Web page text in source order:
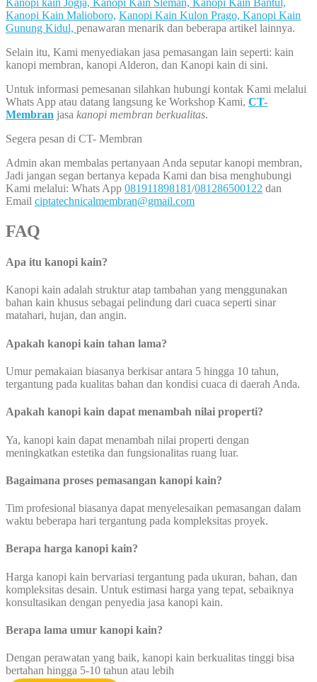
Kanopi kain Jogja, Kanopi Kain Sleman, Kanopi Kain Bantul,
Kanopi Kain Malioboro, Kanopi Kain Kulon Prago, Kanopi Kain
Gunung Kidul, penawaran menarik dan beberapa artikel lainnya.
Selain itu, Kami menyediakan jasa pemasangan lain seperti: kain
kanopi membran, kanopi Alderon, dan Kanopi kain di sini.
Untuk informasi pemesanan silahkan hubungi kontak Kami melalui
Whats App atau datang langsung ke Workshop Kami, CT-
Membran jasa kanopi membran berkualitas.
Segera pesan di CT- Membran
Admin akan membalas pertanyaan Anda seputar kanopi membran,
Jadi jangan segan bertanya kepada Kami dan bisa menghubungi
Kami melalui: Whats App 081911898181/081286500122 dan
Email ciptatechnicalmembran@gmail.com
FAQ
Apa itu kanopi kain?
Kanopi kain adalah struktur atap tambahan yang menggunakan
bahan kain khusus sebagai pelindung dari cuaca seperti sinar
matahari, hujan, dan angin.
Apakah kanopi kain tahan lama?
Umur pemakaian biasanya berkisar antara 5 hingga 10 tahun,
tergantung pada kualitas bahan dan kondisi cuaca di daerah Anda.
Apakah kanopi kain dapat menambah nilai properti?
Ya, kanopi kain dapat menambah nilai properti dengan
meningkatkan estetika dan fungsionalitas ruang luar.
Bagaimana proses pemasangan kanopi kain?
Tim profesional biasanya dapat menyelesaikan pemasangan dalam
waktu beberapa hari tergantung pada kompleksitas proyek.
Berapa harga kanopi kain?
Harga kanopi kain bervariasi tergantung pada ukuran, bahan, dan
kompleksitas desain. Untuk estimasi harga yang tepat, sebaiknya
konsultasikan dengan penyedia jasa kanopi kain.
Berapa lama umur kanopi kain?
Dengan perawatan yang baik, kanopi kain berkualitas tinggi bisa
bertahan hingga 5-10 tahun atau lebih